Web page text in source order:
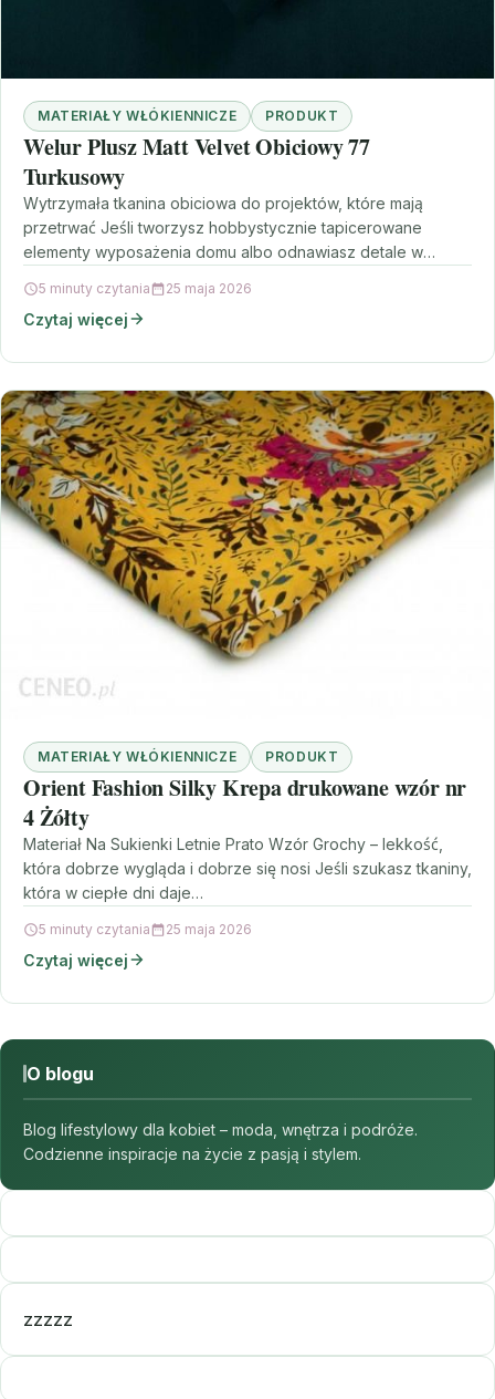
MATERIAŁY WŁÓKIENNICZE PRODUKT
Welur Plusz Matt Velvet Obiciowy 77
Turkusowy
Wytrzymała tkanina obiciowa do projektów, które mają
przetrwać Jeśli tworzysz hobbystycznie tapicerowane
elementy wyposażenia domu albo odnawiasz detale w
5 minuty czytania 25 maja 2026
Czytaj więcej
MATERIAŁY WŁÓKIENNICZE PRODUKT
Orient Fashion Silky Krepa drukowane wzór nr
4 Żółty
Materiał Na Sukienki Letnie Prato Wzór Grochy – lekkość,
która dobrze wygląda i dobrze się nosi Jeśli szukasz tkaniny,
która w ciepłe dni daje…
5 minuty czytania 25 maja 2026
Czytaj więcej
O blogu
Blog lifestylowy dla kobiet – moda, wnętrza i podróże.
Codzienne inspiracje na życie z pasją i stylem.
zzzzz